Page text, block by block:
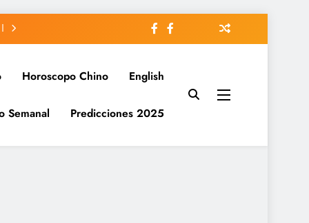
Horoscopo Chino English
Semanal Predicciones 2025